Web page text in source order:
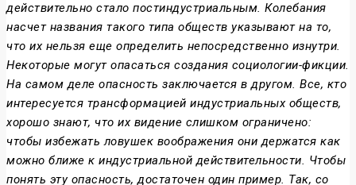
действительно стало постиндустриальным. Колебания
насчет названия такого типа обществ указывают на то,
что их нельзя еще определить непосредственно изнутри.
Некоторые могут опасаться создания социологии-фикции.
На самом деле опасность заключается в другом. Все, кто
интересуется трансформацией индустриальных обществ,
хорошо знают, что их видение слишком ограничено:
чтобы избежать ловушек воображения они держатся как
можно ближе к индустриальной действительности. Чтобы
понять эту опасность, достаточен один пример. Так, со